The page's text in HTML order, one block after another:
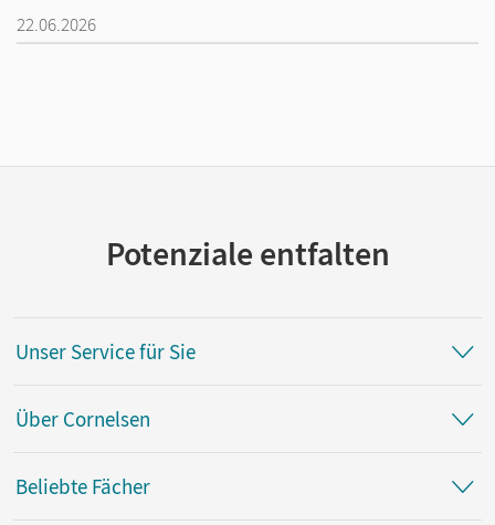
22.06.2026
Potenziale entfalten
Unser Service für Sie
Über Cornelsen
Beliebte Fächer